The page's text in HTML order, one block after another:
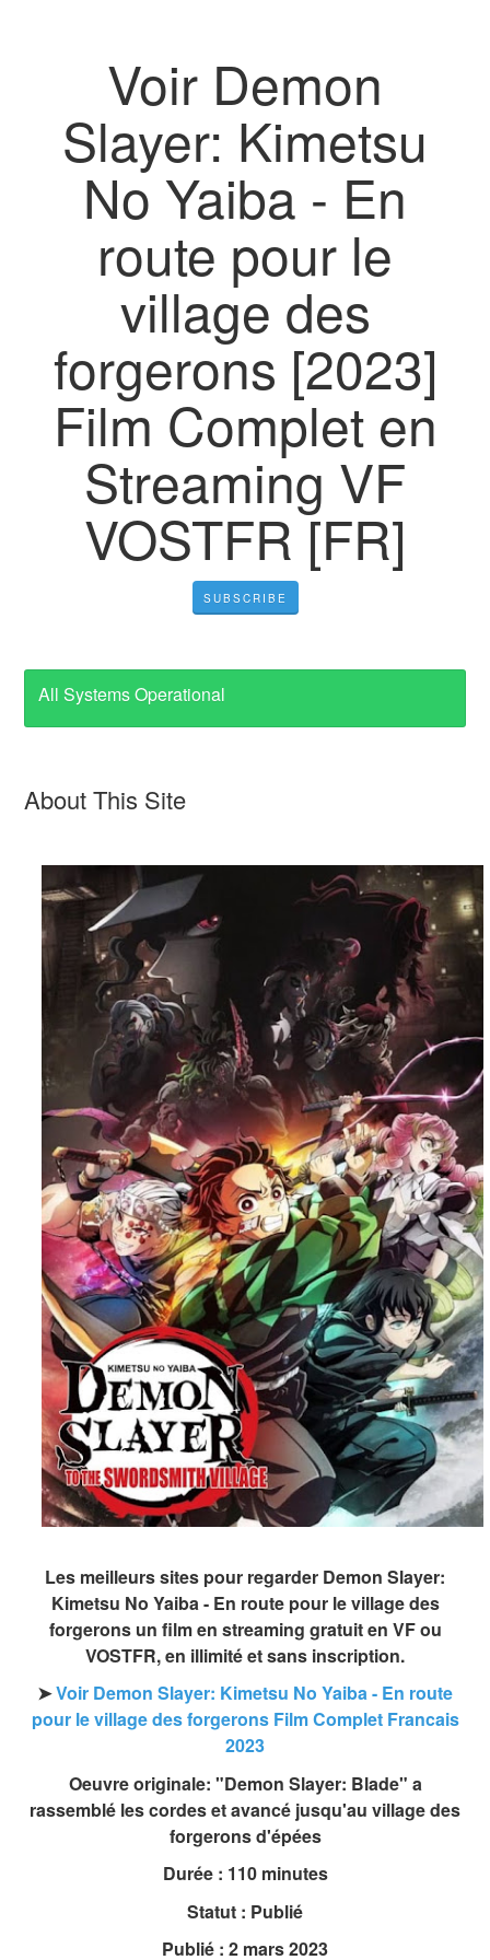
Voir Demon
Slayer: Kimetsu
No Yaiba - En
route pour le
village des
forgerons [2023]
Film Complet en
Streaming VF
VOSTFR [FR]
SUBSCRIBE
All Systems Operational
About This Site
Les meilleurs sites pour regarder Demon Slayer:
Kimetsu No Yaiba - En route pour le village des
forgerons un film en streaming gratuit en VF ou
VOSTFR, en illimité et sans inscription.
➤Voir Demon Slayer: Kimetsu No Yaiba - En route
pour le village des forgerons Film Complet Francais
2023
Oeuvre originale: "Demon Slayer: Blade" a
rassemblé les cordes et avancé jusqu'au village des
forgerons d'épées
Durée : 110 minutes
Statut : Publié
Publié : 2 mars 2023